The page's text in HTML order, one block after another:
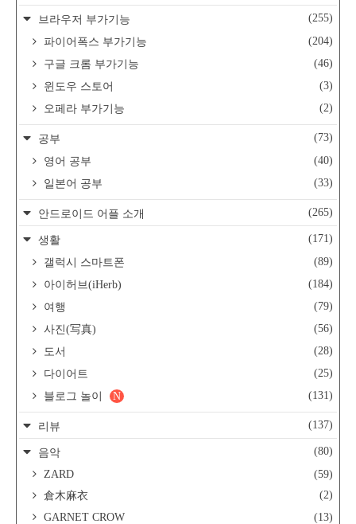
브라우저 부가기능
(255)
파이어폭스 부가기능
(204)
구글 크롬 부가기능
(46)
윈도우 스토어
(3)
오페라 부가기능
(2)
공부
(73)
영어 공부
(40)
일본어 공부
(33)
안드로이드 어플 소개 (265)
생활
(171)
갤럭시 스마트폰
(89)
아이허브(iHerb)
(184)
여행
(79)
사진(写真)
(56)
도서
(28)
다이어트
(25)
블로그 놀이
(131)
N
리뷰 (137)
음악
(80)
ZARD
(59)
倉木麻衣
(2)
GARNET CROW
(13)